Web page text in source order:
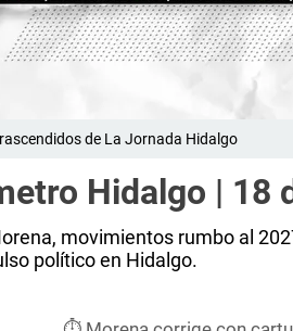
de La Jornada Hidalgo
Hidalgo | 18
movimientos rumbo al
político en Hidalgo.